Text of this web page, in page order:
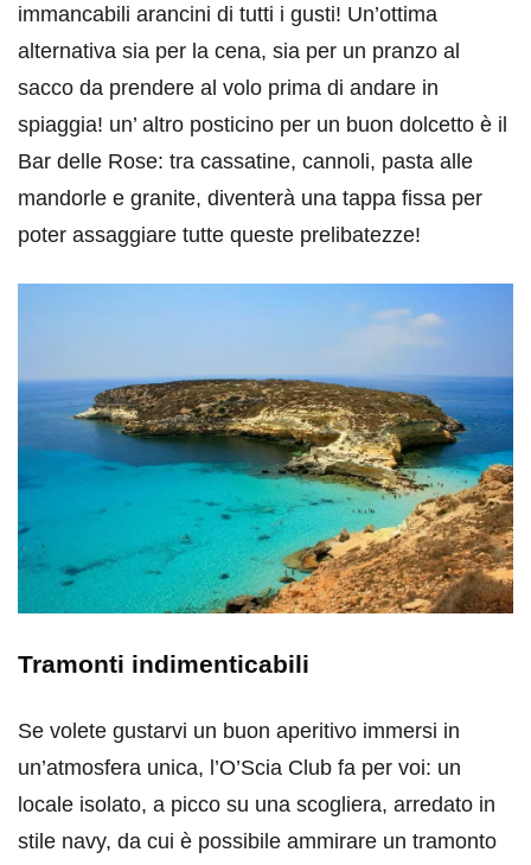
immancabili arancini di tutti i gusti! Un’ottima
alternativa sia per la cena, sia per un pranzo al
sacco da prendere al volo prima di andare in
spiaggia! un’ altro posticino per un buon dolcetto è il
Bar delle Rose: tra cassatine, cannoli, pasta alle
mandorle e granite, diventerà una tappa fissa per
poter assaggiare tutte queste prelibatezze!
Tramonti indimenticabili
Se volete gustarvi un buon aperitivo immersi in
un’atmosfera unica, l’O’Scia Club fa per voi: un
locale isolato, a picco su una scogliera, arredato in
stile navy, da cui è possibile ammirare un tramonto